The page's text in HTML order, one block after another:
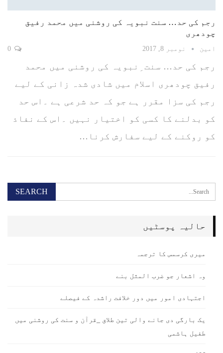
رجم کی حد… سنت نبویہ کی روشنی میں محمد رفیق
چودھری
امین نومبر 8, 2017
رجم کی حد… سنت ِنبویہ کی روشنی میں محمد
رفیق چودھری اسلام میں شادی شدہ زانی کے لیے
رجم کی سزا مقرر ہے جو کہ حد شرعی ہے ۔اس حد
کو بدلنے کا کسی کو اختیار نہیں ۔اس کے نفاذ
کو روکنے کے لیے سفارش کرنا…
حالیہ پوسٹیں
میری کرسمس کا ترجمہ
وہ اشعار جو ضرب المثل بنے
اجتہادی امور میں دور خلافت راشدہ کے فیصلے
یک بارگی دی جانے والی تین طلاق _قرآن و سنت کی روشنی میں
طفیل ہاشمی